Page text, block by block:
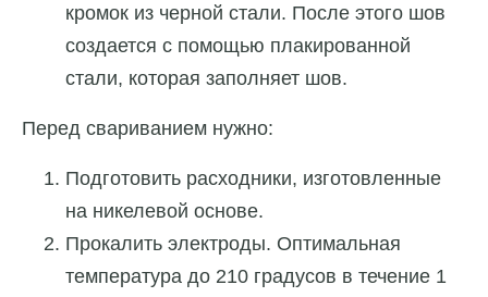
кромок из черной стали. После этого шов
создается с помощью плакированной
стали, которая заполняет шов.
Перед свариванием нужно:
Подготовить расходники, изготовленные
на никелевой основе.
Прокалить электроды. Оптимальная
температура до 210 градусов в течение 1